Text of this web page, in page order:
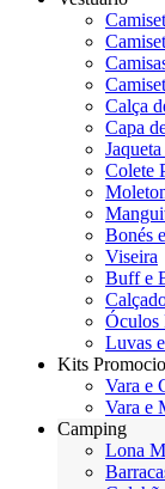
Calça
Capa
Colete
Bonés
Viseira
Buff e
Óculos
Luvas
Kits
Vara e
Vara e
Camping
Lona